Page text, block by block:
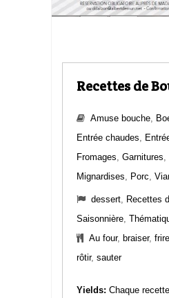
Recettes de
Amuse bouche
Entrée chaudes
Fromages Garnitures
Mignardises
Porc
dessert Recettes
Saisonnière
Au four, braiser, frire
rôtir, sauter
Yields: Chaque